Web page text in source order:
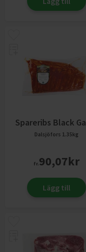
Spareribs Black
Dalsjöfors 1.35kg
fr.90,07kr
Lägg till